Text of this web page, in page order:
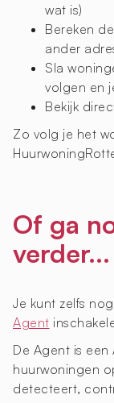
wat is)
Bereken
ander
Sla
volgen en
Bekijk
Zo volg je het
Of ga
verder...
Je kunt zelfs
Agent
De Agent is een
huurwoningen
detecteert,